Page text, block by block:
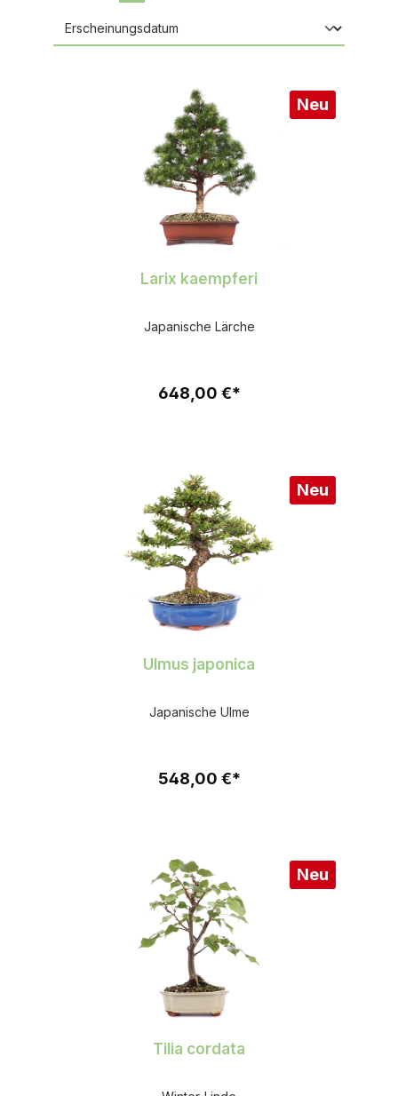
Neu
Larix kaempferi
Japanische Lärche
648,00 €*
Neu
Ulmus japonica
Japanische Ulme
548,00 €*
Neu
Tilia cordata